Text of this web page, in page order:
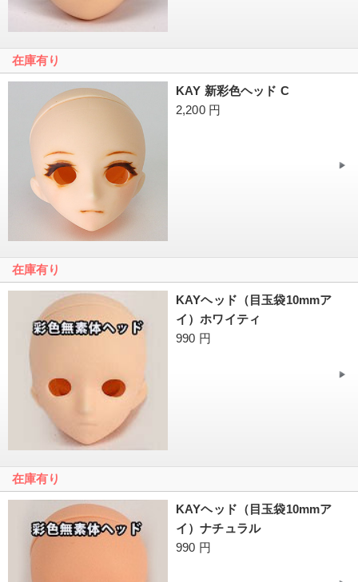
在庫有り
KAY 新彩色ヘッド C
2,200 円
在庫有り
KAYヘッド（目玉袋10mmア
イ）ホワイティ
990 円
在庫有り
KAYヘッド（目玉袋10mmア
イ）ナチュラル
990 円